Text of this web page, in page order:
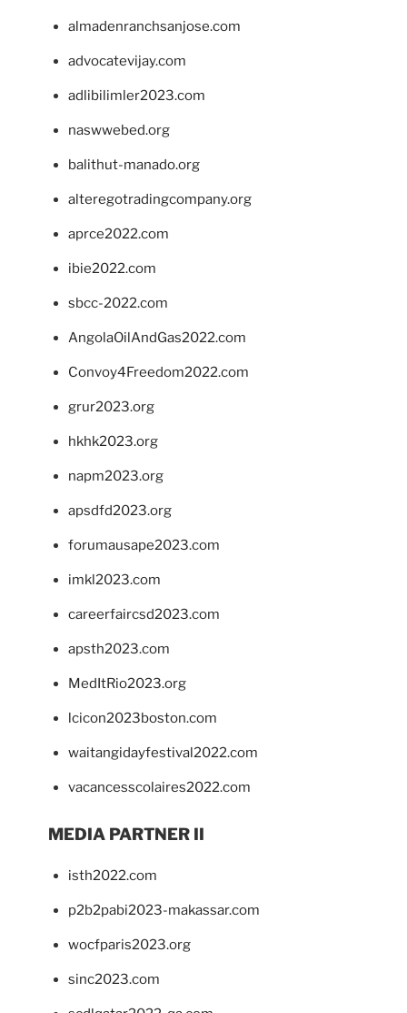
almadenranchsanjose.com
advocatevijay.com
adlibilimler2023.com
naswwebed.org
balithut-manado.org
alteregotradingcompany.org
aprce2022.com
ibie2022.com
sbcc-2022.com
AngolaOilAndGas2022.com
Convoy4Freedom2022.com
grur2023.org
hkhk2023.org
napm2023.org
apsdfd2023.org
forumausape2023.com
imkl2023.com
careerfaircsd2023.com
apsth2023.com
MedItRio2023.org
lcicon2023boston.com
waitangidayfestival2022.com
vacancesscolaires2022.com
MEDIA PARTNER II
isth2022.com
p2b2pabi2023-makassar.com
wocfparis2023.org
sinc2023.com